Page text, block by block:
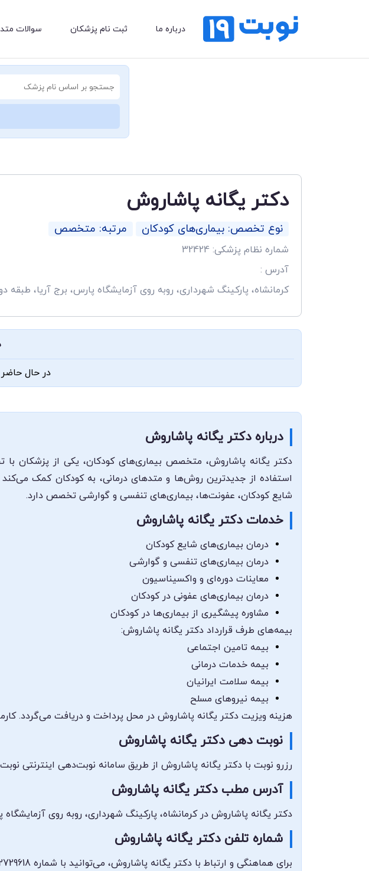
درباره ما ثبت نام پزشکان سوالات
دکتر یگانه پاشاروش
نوع تخصص: بیماری‌های کودکان مرتبه: متخصص
شماره نظام پزشکی: 32424
آدرس :
کرمانشاه، پارکینگ شهرداری، روبه روی آزمایشگاه پارس، برج آریا، طبقه
در حال حاضر
درباره دکتر یگانه پاشاروش
دکتر یگانه پاشاروش، متخصص بیماری‌های کودکان، یکی از پزشکان با
استفاده از جدیدترین روش‌ها و متدهای درمانی، به کودکان کمک
شایع کودکان، عفونت‌ها، بیماری‌های تنفسی و گوارشی تخصص دارد.
خدمات دکتر یگانه پاشاروش
درمان بیماری‌های شایع کودکان
درمان بیماری‌های تنفسی و گوارشی
معاینات دوره‌ای و واکسیناسیون
درمان بیماری‌های عفونی در کودکان
مشاوره پیشگیری از بیماری‌ها در کودکان
بیمه‌های طرف قرارداد دکتر یگانه پاشاروش:
بیمه تامین اجتماعی
بیمه خدمات درمانی
بیمه سلامت ایرانیان
بیمه نیروهای مسلح
هزینه ویزیت دکتر یگانه پاشاروش در محل پرداخت و دریافت می‌گردد.
نوبت دهی دکتر یگانه پاشاروش
رزرو نوبت با دکتر یگانه پاشاروش از طریق سامانه نوبت‌دهی اینترنتی
آدرس مطب دکتر یگانه پاشاروش
دکتر یگانه پاشاروش در کرمانشاه، پارکینگ شهرداری، روبه روی
شماره تلفن دکتر یگانه پاشاروش
برای هماهنگی و ارتباط با دکتر یگانه پاشاروش، می‌توانید با شماره 0832729618 تماس بگیرید.